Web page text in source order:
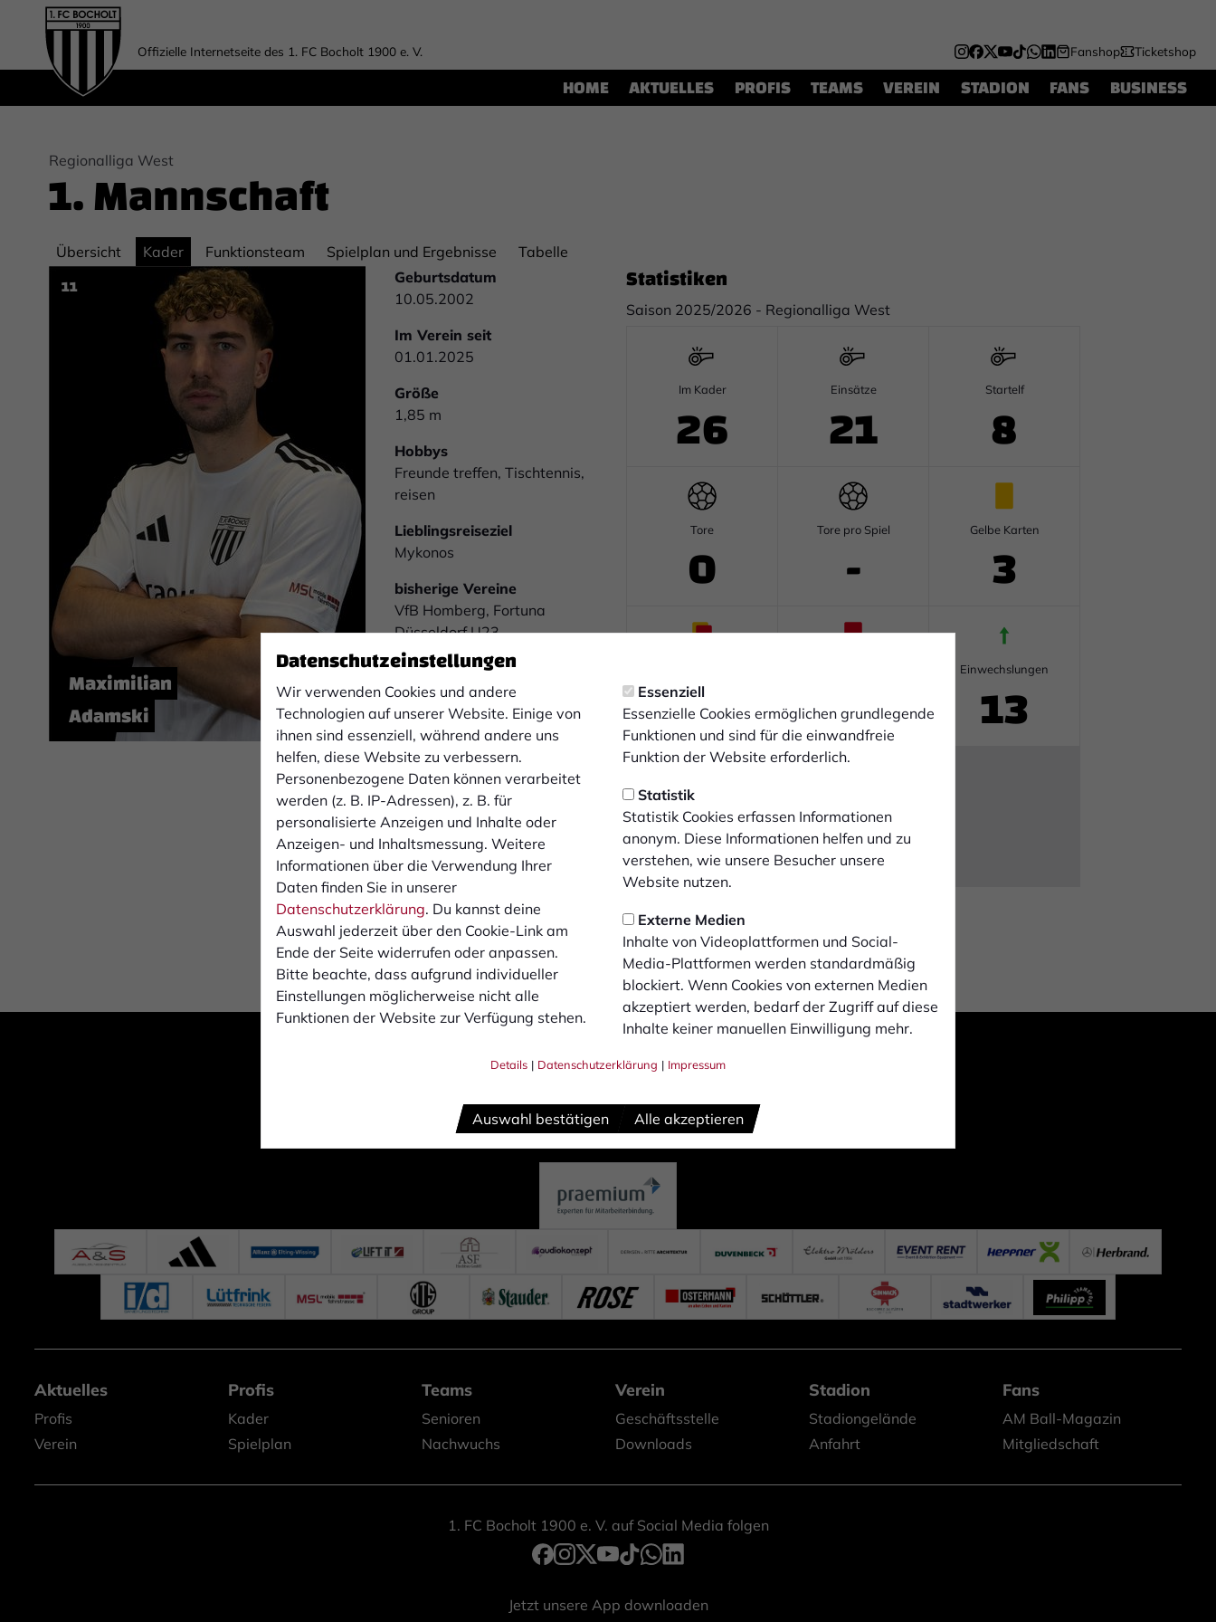
Datenschutzeinstellungen
Wir verwenden Cookies und andere
Technologien auf unserer Website. Einige von
ihnen sind essenziell, während andere uns
helfen, diese Website zu verbessern.
Personenbezogene Daten können verarbeitet
werden (z. B. IP-Adressen), z. B. für
personalisierte Anzeigen und Inhalte oder
Anzeigen- und Inhaltsmessung. Weitere
Informationen über die Verwendung Ihrer
Daten finden Sie in unserer
Datenschutzerklärung. Du kannst deine
Auswahl jederzeit über den Cookie-Link am
Ende der Seite widerrufen oder anpassen.
Bitte beachte, dass aufgrund individueller
Einstellungen möglicherweise nicht alle
Funktionen der Website zur Verfügung stehen.
Essenziell
Essenzielle Cookies ermöglichen grundlegende
Funktionen und sind für die einwandfreie
Funktion der Website erforderlich.
Statistik
Statistik Cookies erfassen Informationen
anonym. Diese Informationen helfen und zu
verstehen, wie unsere Besucher unsere
Website nutzen.
Externe Medien
Inhalte von Videoplattformen und Social-
Media-Plattformen werden standardmäßig
blockiert. Wenn Cookies von externen Medien
akzeptiert werden, bedarf der Zugriff auf diese
Inhalte keiner manuellen Einwilligung mehr.
Details | Datenschutzerklärung | Impressum
Auswahl bestätigen Alle akzeptieren
Offizielle Internetseite des 1. FC Bocholt 1900 e. V. Fanshop Ticketshop
HOME AKTUELLES PROFIS TEAMS VEREIN STADION FANS BUSINESS
Regionalliga West
1. Mannschaft
Übersicht Kader Funktionsteam Spielplan und Ergebnisse Tabelle
11
Maximilian
Adamski
Geburtsdatum
10.05.2002
Im Verein seit
01.01.2025
Größe
1,85 m
Hobbys
Freunde treffen, Tischtennis,
reisen
Lieblingsreiseziel
Mykonos
bisherige Vereine
VfB Homberg, Fortuna
Düsseldorf U23
Ziele mit der Mannschaft
Eine erfolgreiche Saison
persönliche Ziele
Meinem Team bestmöglich
helfen
Fuß
links
Social Media
Statistiken
Saison 2025/2026 - Regionalliga West
Im Kader
26
Einsätze
21
Startelf
8
Tore
0
Tore pro Spiel
-
Gelbe Karten
3
1 0
Einwechslungen
13
Auswechslungen
10
Aktuelles
Profis
Verein
Profis
Kader
Spielplan
Teams
Senioren
Nachwuchs
Verein
Geschäftsstelle
Downloads
Stadion
Stadiongelände
Anfahrt
Fans
AM Ball-Magazin
Mitgliedschaft
1. FC Bocholt 1900 e. V. auf Social Media folgen
Jetzt unsere App downloaden